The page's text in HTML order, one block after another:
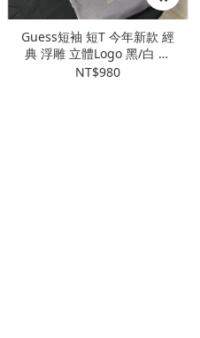
Guess短袖 短T 今年新款 經
典 浮雕 立體Logo 黑/白 情
侶款
NT$980